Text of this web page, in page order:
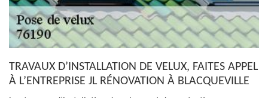
TRAVAUX D’INSTALLATION DE VELUX, FAITES APPEL
À L’ENTREPRISE JL RÉNOVATION À BLACQUEVILLE